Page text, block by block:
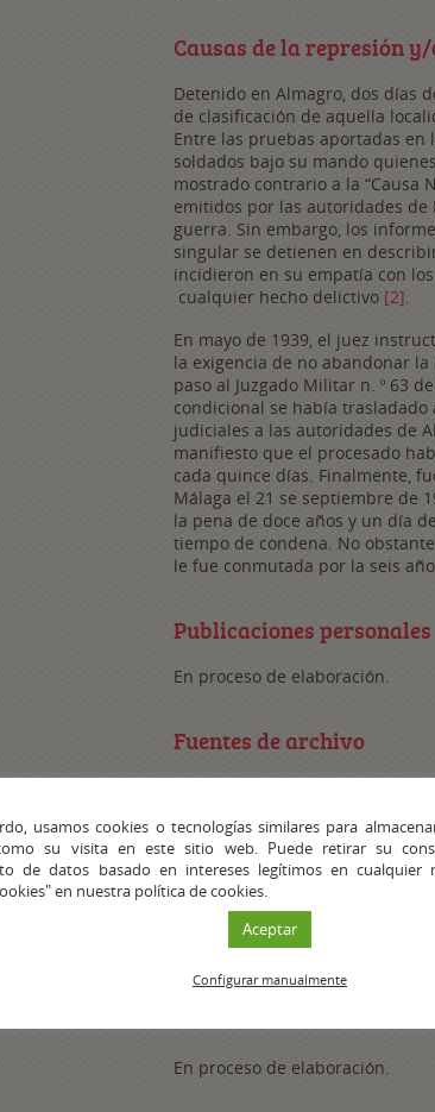
Causas de la represión
Detenido en Almagro, dos días
de clasificación de aquella
Entre las pruebas aportadas
soldados bajo su mando
mostrado contrario a la “Causa
emitidos por las autoridades
guerra. Sin embargo, los
singular se detienen en
incidieron en su empatía con
cualquier hecho delictivo [2]
En mayo de 1939, el juez
la exigencia de no abandonar
paso al Juzgado Militar n. º 63
condicional se había trasladado
judiciales a las autoridades de
manifiesto que el procesado
cada quince días. Finalmente,
Málaga el 21 se septiembre de
la pena de doce años y un día
tiempo de condena. No
le fue conmutada por la seis
Publicaciones personales
En proceso de elaboración.
Fuentes de archivo
Archivo del Juzgado Togado
“Procedimiento sumarísimo
Málaga.
AJTMMA, Caja 39, “Sumario
Archivo Histórico Provincial
(AHPM-GC-A), Caja 6235,
En proceso de elaboración.
usamos cookies o tecnologías similares para
su visita en este sitio web. Puede retirar su
de datos basado en intereses legítimos en cualquier
en nuestra política de cookies.
Aceptar
Configurar manualmente